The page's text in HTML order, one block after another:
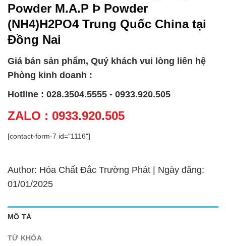
Powder M.A.P Þ Powder
(NH4)H2PO4 Trung Quốc China tại
Đồng Nai
Giá bán sản phẩm, Quý khách vui lòng liên hệ
Phòng kinh doanh :
Hotline : 028.3504.5555 - 0933.920.505
ZALO : 0933.920.505
[contact-form-7 id="1116"]
Author: Hóa Chất Đắc Trường Phát | Ngày đăng:
01/01/2025
MÔ TẢ
TỪ KHÓA